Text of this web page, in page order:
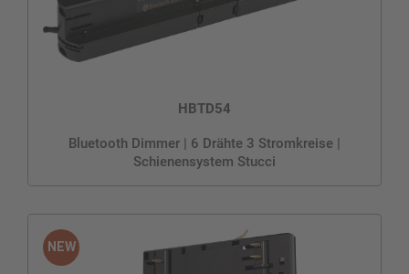
HBTD54
Bluetooth Dimmer | 6 Drähte 3 Stromkreise |
Schienensystem Stucci